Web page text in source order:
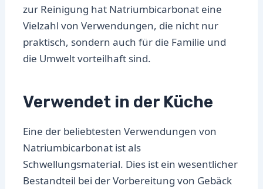
zur Reinigung hat Natriumbicarbonat eine
Vielzahl von Verwendungen, die nicht nur
praktisch, sondern auch für die Familie und
die Umwelt vorteilhaft sind.
Verwendet in der Küche
Eine der beliebtesten Verwendungen von
Natriumbicarbonat ist als
Schwellungsmaterial. Dies ist ein wesentlicher
Bestandteil bei der Vorbereitung von Gebäck